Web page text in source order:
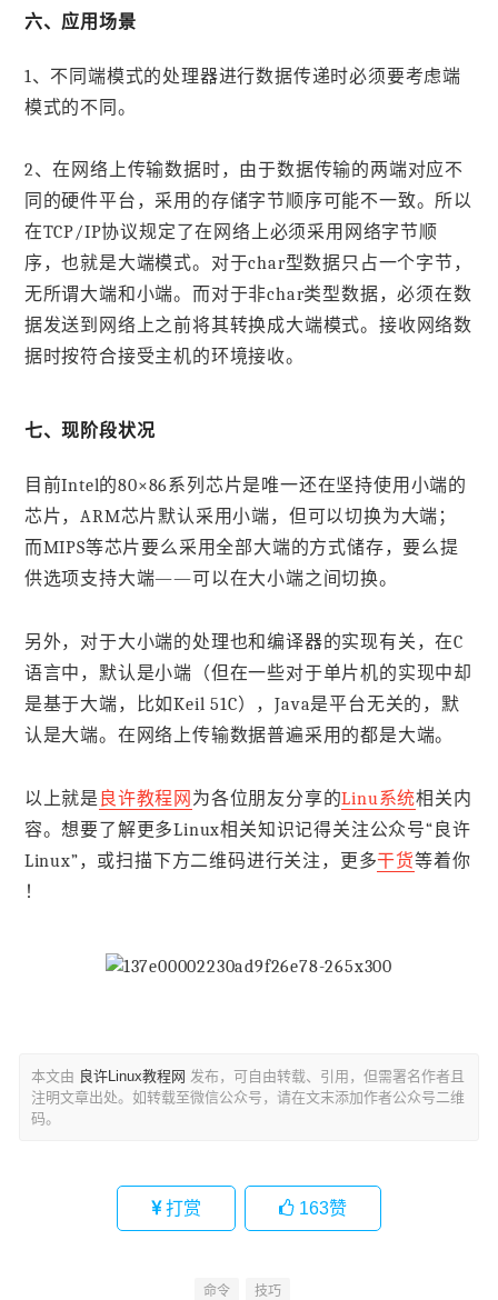
六、应用场景
1、不同端模式的处理器进行数据传递时必须要考虑端
模式的不同。
2、在网络上传输数据时，由于数据传输的两端对应不
同的硬件平台，采用的存储字节顺序可能不一致。所以
在TCP/IP协议规定了在网络上必须采用网络字节顺
序，也就是大端模式。对于char型数据只占一个字节，
无所谓大端和小端。而对于非char类型数据，必须在数
据发送到网络上之前将其转换成大端模式。接收网络数
据时按符合接受主机的环境接收。
七、现阶段状况
目前Intel的80×86系列芯片是唯一还在坚持使用小端的
芯片，ARM芯片默认采用小端，但可以切换为大端；
而MIPS等芯片要么采用全部大端的方式储存，要么提
供选项支持大端——可以在大小端之间切换。
另外，对于大小端的处理也和编译器的实现有关，在C
语言中，默认是小端（但在一些对于单片机的实现中却
是基于大端，比如Keil 51C），Java是平台无关的，默
认是大端。在网络上传输数据普遍采用的都是大端。
以上就是 良许教程网 为各位朋友分享的Linu系统相关内
容。想要了解更多Linux相关知识记得关注公众号“良许
Linux”，或扫描下方二维码进行关注，更多干货等着你
！
本文由 良许Linux教程网 发布，可自由转载、引用，但需署名作者且
注明文章出处。如转载至微信公众号，请在文末添加作者公众号二维
码。
打赏 163赞
命令 技巧